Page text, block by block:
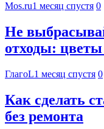
Mos.ru1 месяц спустя 0
Не
отходы:
ГлагоL1 месяц спустя 0
Как сделать
без ремонта